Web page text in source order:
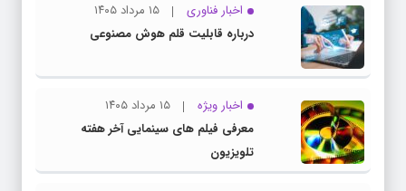
اخبار فناوری
۱۵ مرداد ۱۴۰۵
درباره قابلیت قلم هوش مصنوعی
اخبار ویژه
۱۵ مرداد ۱۴۰۵
معرفی فیلم های سینمایی آخر هفته
تلویزیون